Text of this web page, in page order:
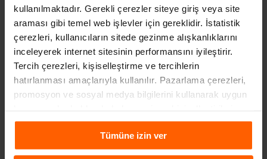
kullanılmaktadır. Gerekli çerezler siteye giriş veya site
araması gibi temel web işlevler için gereklidir. İstatistik
çerezleri, kullanıcıların sitede gezinme alışkanlıklarını
inceleyerek internet sitesinin performansını iyileştirir.
Tercih çerezleri, kişiselleştirme ve tercihlerin
hatırlanması amaçlarıyla kullanılır. Pazarlama çerezleri,
promosyon ve sosyal medya bilgilerini kullanarak uygun
içeriklerin sunulmasına yardımcı olur. Daha fazla
Çerezlere İlişkin Aydınlatma Metni
ulaşabilirsiniz.
Tümüne izin ver
ARABA BEYAZ DUMAN ATIYOR, NEDEN?
2 yıl önce